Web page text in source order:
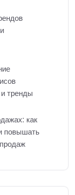
тренды
как
повышать